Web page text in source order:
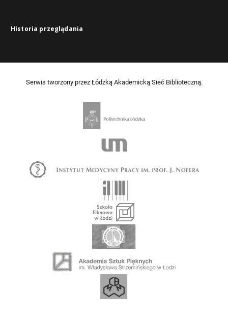
Historia przeglądania
Serwis tworzony przez Łódzką Akademicką Sieć Biblioteczną.